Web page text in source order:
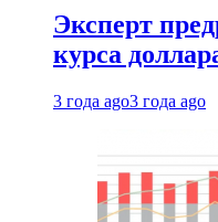
Эксперт
курса
3 года ago3 года ago